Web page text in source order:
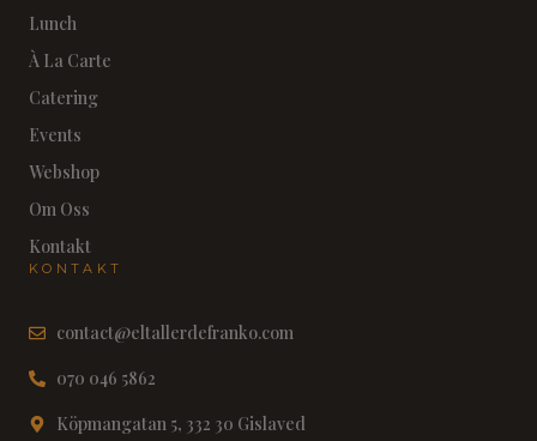
Lunch
À La Carte
Catering
Events
Webshop
Om Oss
Kontakt
KONTAKT
contact@eltallerdefranko.com
070 046 5862
Köpmangatan 5, 332 30 Gislaved